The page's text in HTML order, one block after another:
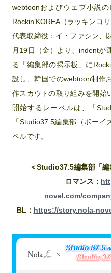
webtoonおよびウェブ小説
Rockin’KOREA（ラッキンコ
代表取締役：イ・ファシン、
月19日（金）より、indentが
る「編集部の掲示板」に
設し、韓国でのwebtoon制作
作スカウトの取り組みを開始
開始するレーベルは、「
「Studio37.5編集部（ボー
ベルです。
＜Studio37.5編集部「
ロマンス：
novel.com/
BL： https://story.nola-